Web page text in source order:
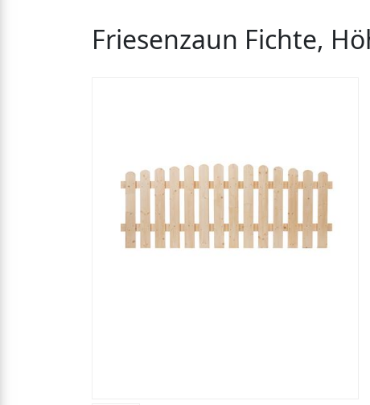
Friesenzaun Fichte,